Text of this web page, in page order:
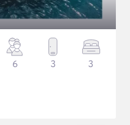
6 3 3